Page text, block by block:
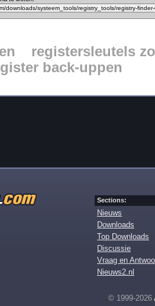
registersleutels
back-uppen
Sections:
Nieuws
Downloads
Top Downloads
Discussie
Vraag en
Nieuws2.nl
© 1999-2026